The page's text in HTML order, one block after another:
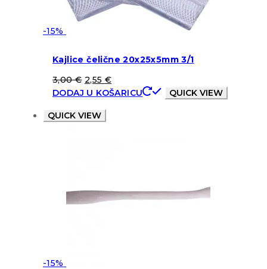
-15%
Kajlice čelične 20x25x5mm 3/1
3,00€ 2,55 €
DODAJ U KOŠARICU
QUICK VIEW
QUICK VIEW
-15%